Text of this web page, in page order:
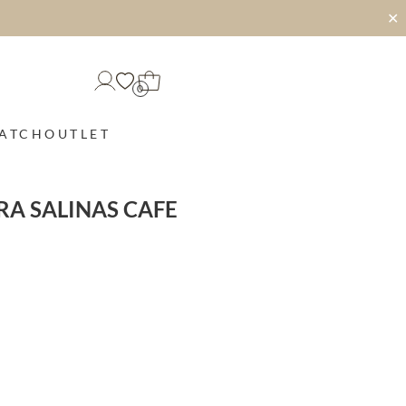
✕
0
OUTLET
SALINAS CAFE